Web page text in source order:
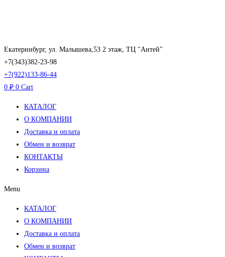
Екатеринбург, ул. Малышева,53 2 этаж, ТЦ "Антей"
+7(343)382-23-98
+7(922)133-86-44
0 ₽ 0 Cart
КАТАЛОГ
О КОМПАНИИ
Доставка и оплата
Обмен и возврат
КОНТАКТЫ
Корзина
Menu
КАТАЛОГ
О КОМПАНИИ
Доставка и оплата
Обмен и возврат